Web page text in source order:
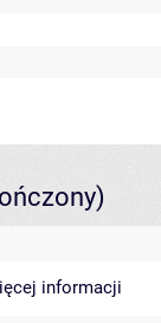
informacji